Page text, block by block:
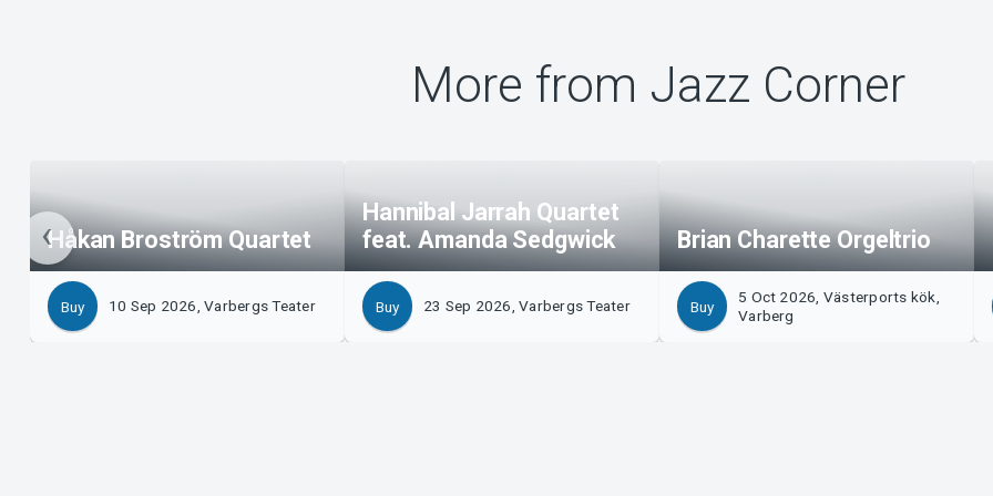
More from Jazz Corner
Håkan Broström Quartet
Buy 10 Sep 2026, Varbergs Teater
Hannibal Jarrah Quartet
feat. Amanda Sedgwick
Buy 23 Sep 2026, Varbergs Teater
Brian Charette Orgeltrio
Buy
5 Oct 2026, Västerports kök,
Varberg